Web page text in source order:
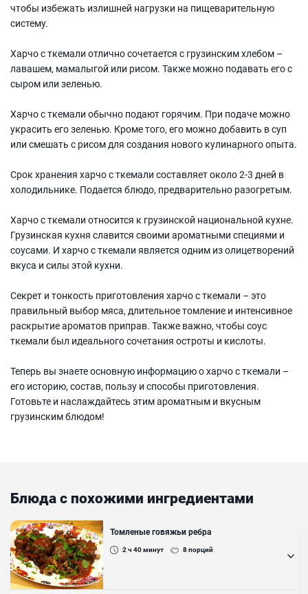
чтобы избежать излишней нагрузки на пищеварительную
систему.
Харчо с ткемали отлично сочетается с грузинским хлебом –
лавашем, мамалыгой или рисом. Также можно подавать его с
сыром или зеленью.
Харчо с ткемали обычно подают горячим. При подаче можно
украсить его зеленью. Кроме того, его можно добавить в суп
или смешать с рисом для создания нового кулинарного опыта.
Срок хранения харчо с ткемали составляет около 2-3 дней в
холодильнике. Подается блюдо, предварительно разогретым.
Харчо с ткемали относится к грузинской национальной кухне.
Грузинская кухня славится своими ароматными специями и
соусами. И харчо с ткемали является одним из олицетворений
вкуса и силы этой кухни.
Секрет и тонкость приготовления харчо с ткемали – это
правильный выбор мяса, длительное томление и интенсивное
раскрытие ароматов приправ. Также важно, чтобы соус
ткемали был идеального сочетания остроты и кислоты.
Теперь вы знаете основную информацию о харчо с ткемали –
его историю, состав, пользу и способы приготовления.
Готовьте и наслаждайтесь этим ароматным и вкусным
грузинским блюдом!
Блюда с похожими ингредиентами
Томленые говяжьи ребра
2 ч 40минут 8порций